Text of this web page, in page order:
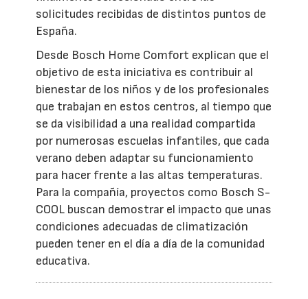
solicitudes recibidas de distintos puntos de
España.
Desde Bosch Home Comfort explican que el
objetivo de esta iniciativa es contribuir al
bienestar de los niños y de los profesionales
que trabajan en estos centros, al tiempo que
se da visibilidad a una realidad compartida
por numerosas escuelas infantiles, que cada
verano deben adaptar su funcionamiento
para hacer frente a las altas temperaturas.
Para la compañía, proyectos como Bosch S-
COOL buscan demostrar el impacto que unas
condiciones adecuadas de climatización
pueden tener en el día a día de la comunidad
educativa.